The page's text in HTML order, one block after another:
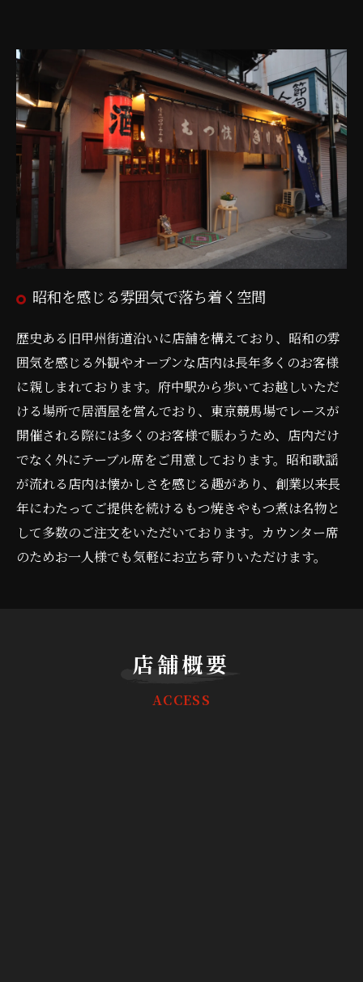
昭和を感じる雰囲気で落ち着く空間
歴史ある旧甲州街道沿いに店舗を構えており、昭和の雰
囲気を感じる外観やオープンな店内は長年多くのお客様
に親しまれております。府中駅から歩いてお越しいただ
ける場所で居酒屋を営んでおり、東京競馬場でレースが
開催される際には多くのお客様で賑わうため、店内だけ
でなく外にテーブル席をご用意しております。昭和歌謡
が流れる店内は懐かしさを感じる趣があり、創業以来長
年にわたってご提供を続けるもつ焼きやもつ煮は名物と
して多数のご注文をいただいております。カウンター席
のためお一人様でも気軽にお立ち寄りいただけます。
店舗概要
ACCESS